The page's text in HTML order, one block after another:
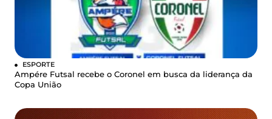
ESPORTE
Ampére Futsal recebe o Coronel em busca da liderança da
Copa União